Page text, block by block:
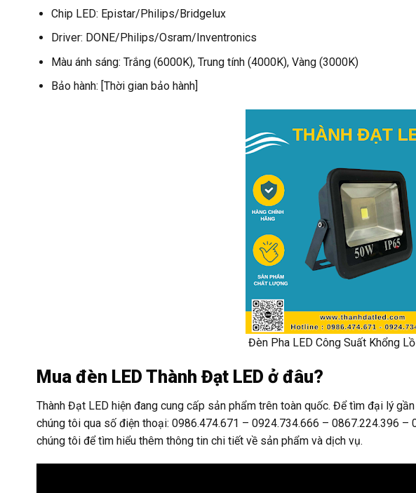
Chip LED: Epistar/Philips/Bridgelux
Driver: DONE/Philips/Osram/Inventronics
Màu ánh sáng: Trắng (6000K), Trung tính (4000K), Vàng (3000K)
Bảo hành: [Thời gian bảo hành]
Đèn Pha LED Công Suất Khổng
Mua đèn LED Thành Đạt LED ở đâu?
Thành Đạt LED hiện đang cung cấp sản phẩm trên toàn quốc. Để tìm đại lý
chúng tôi qua số điện thoại: 0986.474.671 – 0924.734.666 – 0867.224.396
chúng tôi để tìm hiểu thêm thông tin chi tiết về sản phẩm và dịch vụ.